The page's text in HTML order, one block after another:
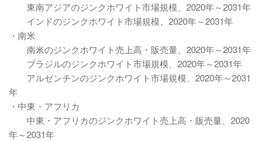
東南アジアのジンクホワイト市場規模、2020年～2031年
インドのジンクホワイト市場規模、2020年～2031年
・南米
南米のジンクホワイト売上高・販売量、2020年～2031年
ブラジルのジンクホワイト市場規模、2020年～2031年
アルゼンチンのジンクホワイト市場規模、2020年～2031
年
・中東・アフリカ
中東・アフリカのジンクホワイト売上高・販売量、2020
年～2031年